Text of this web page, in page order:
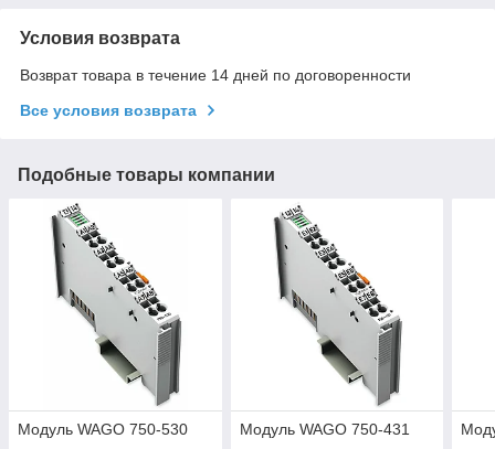
Условия возврата
Возврат товара в течение 14 дней по договоренности
Все условия возврата
Подобные товары компании
Модуль WAGO 750-530 Модуль WAGO 750-431